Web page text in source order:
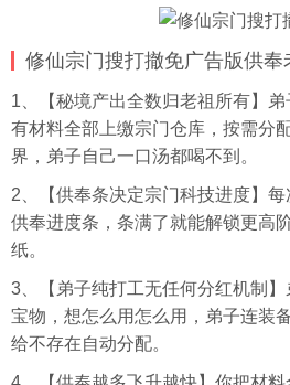
修仙宗门搜打撤免广告版供奉
1、【秘境产出全数归老祖所有】
有材料全部上缴宗门仓库，按需分
界，弟子自己一口汤都喝不到。
2、【供奉条决定宗门科技进度】
供奉进度条，条满了就能解锁更高
纸。
3、【弟子纯打工无任何分红机制
宝物，想怎么用怎么用，弟子连装
给不存在自动分配。